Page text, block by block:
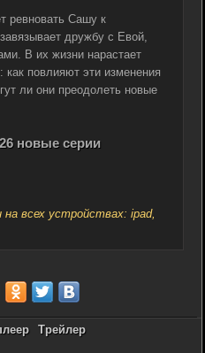
ревновать Сашу к
дружбу с Евой,
В их жизни нарастает
как повлияют эти изменения
ли они преодолеть новые
новые серии
всех устройствах: ipad,
Трейлер